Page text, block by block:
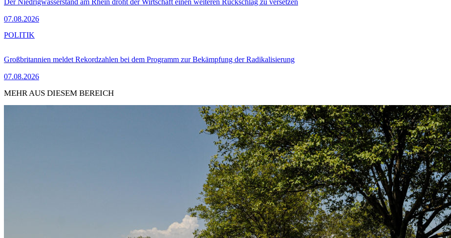
Der Niedrigwasserstand am Rhein droht der Wirtschaft einen weiteren Rückschlag zu versetzen
07.08.2026
Großbritannien meldet Rekordzahlen bei dem Programm zur Bekämpfung der Radikalisierung
07.08.2026
POLITIK
MEHR AUS DIESEM BEREICH